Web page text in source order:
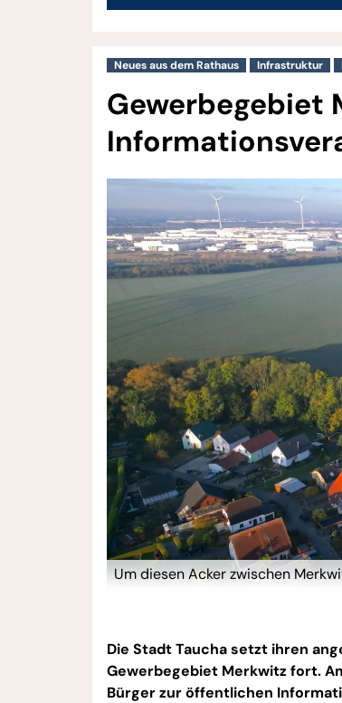
Neues aus dem Rathaus Infrastruktur
Gewerbegebiet
Um diesen Acker zwischen
Die Stadt Taucha setzt ihren
Gewerbegebiet Merkwitz fort.
Bürger zur öffentlichen